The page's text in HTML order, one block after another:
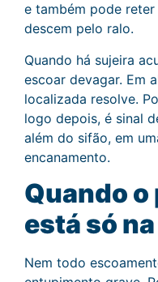
e também pode
descem pelo ralo.
Quando há sujeira
escoar devagar. Em
localizada resolve.
logo depois, é sinal
além do sifão, em
encanamento.
Quando o
está só
Nem todo